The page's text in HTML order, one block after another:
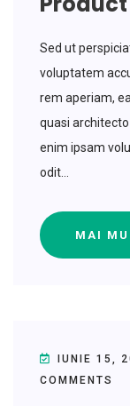
Sed ut
voluptatem
rem aperiam,
quasi
enim ipsam
odit...
MAI
IUNIE 15,
COMMENTS